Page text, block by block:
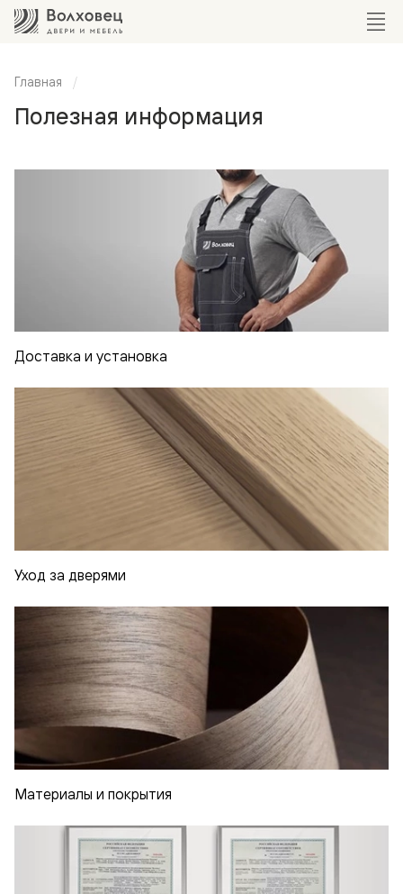
Главная
Полезная информация
Доставка и установка
Уход за дверями
Материалы и покрытия